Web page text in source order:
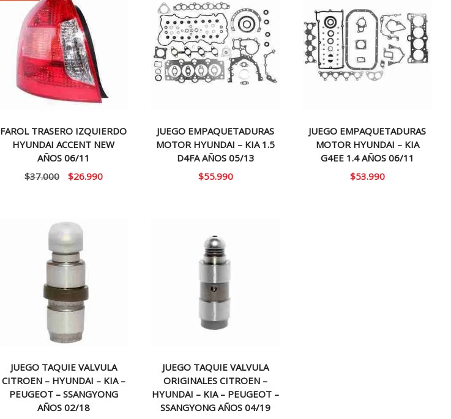
FAROL TRASERO IZQUIERDO
HYUNDAI ACCENT NEW
AÑOS 06/11
$37.000
El
era:
$37.000.
$26.990El
JUEGO EMPAQUETADURAS
MOTOR HYUNDAI – KIA 1.5
D4FA AÑOS 05/13
$55.990
JUEGO EMPAQUETADURAS
MOTOR HYUNDAI – KIA
G4EE 1.4 AÑOS 06/11
$53.990
JUEGO TAQUIE VALVULA
CITROEN – HYUNDAI – KIA –
PEUGEOT – SSANGYONG
AÑOS 02/18
JUEGO TAQUIE VALVULA
ORIGINALES CITROEN –
HYUNDAI – KIA – PEUGEOT –
SSANGYONG AÑOS 04/19